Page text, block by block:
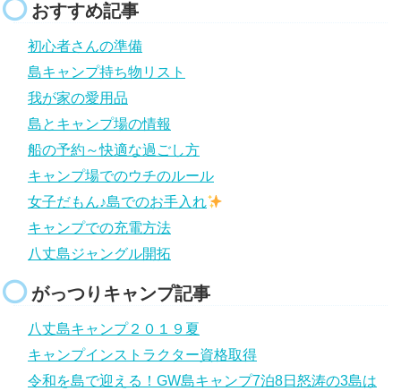
おすすめ記事
初心者さんの準備
島キャンプ持ち物リスト
我が家の愛用品
島とキャンプ場の情報
船の予約～快適な過ごし方
キャンプ場でのウチのルール
女子だもん♪島でのお手入れ
キャンプでの充電方法
八丈島ジャングル開拓
がっつりキャンプ記事
八丈島キャンプ２０１９夏
キャンプインストラクター資格取得
令和を島で迎える！GW島キャンプ7泊8日怒涛の3島は